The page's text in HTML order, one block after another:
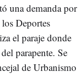
una demanda por
Deportes
el paraje donde
parapente. Se
de Urbanismo